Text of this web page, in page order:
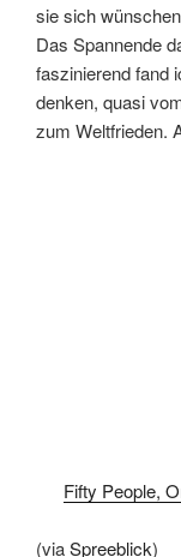
sie sich
Das Spannende
faszinierend fand
denken, quasi
zum Weltfrieden.
Fifty People,
(viaSpreeblick)